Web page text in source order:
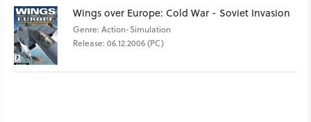
Wings over Europe: Cold War - Soviet Invasion
Genre: Action-Simulation
Release: 06.12.2006 (PC)